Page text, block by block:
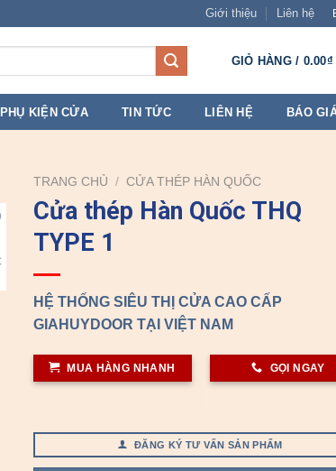
Giới thiệu Liên hệ
GIỎ HÀNG / 0.00₫
PHỤ KIỆN CỬA TIN TỨC LIÊN HỆ BÁO
TRANG CHỦ / CỬA THÉP HÀN QUỐC
Cửa thép Hàn Quốc THQ
TYPE 1
HỆ THỐNG SIÊU THỊ CỬA CAO CẤP
GIAHUYDOOR TẠI VIỆT NAM
MUA HÀNG NHANH GỌI NGAY
ĐĂNG KÝ TƯ VẤN SẢN PHẨM